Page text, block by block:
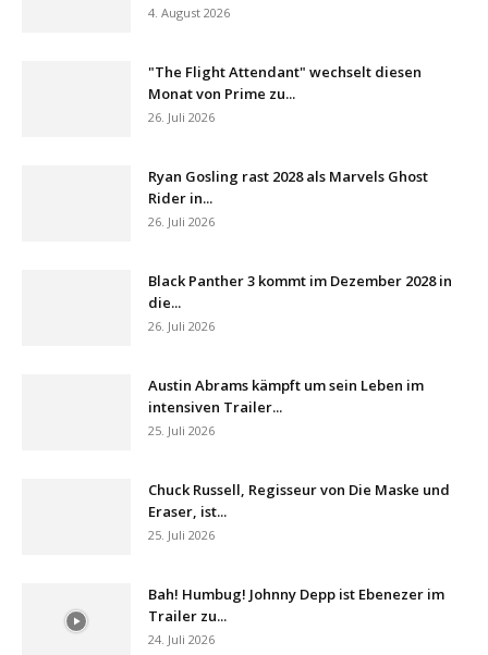
4. August 2026
"The Flight Attendant" wechselt diesen
Monat von Prime zu...
26. Juli 2026
Ryan Gosling rast 2028 als Marvels Ghost
Rider in...
26. Juli 2026
Black Panther 3 kommt im Dezember 2028 in
die...
26. Juli 2026
Austin Abrams kämpft um sein Leben im
intensiven Trailer...
25. Juli 2026
Chuck Russell, Regisseur von Die Maske und
Eraser, ist...
25. Juli 2026
Bah! Humbug! Johnny Depp ist Ebenezer im
Trailer zu...
24. Juli 2026